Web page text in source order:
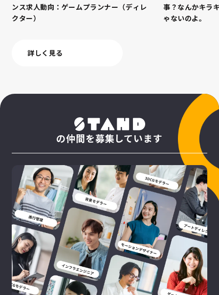
ンス求人動向：ゲームプランナー（ディレ
クター）
事？なんかキラ
ゃないのよ。
詳しく見る
の仲間を募集しています